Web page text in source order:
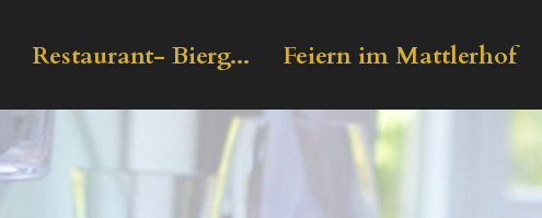
Restaurant- Bierg... Feiern im Mattlerhof